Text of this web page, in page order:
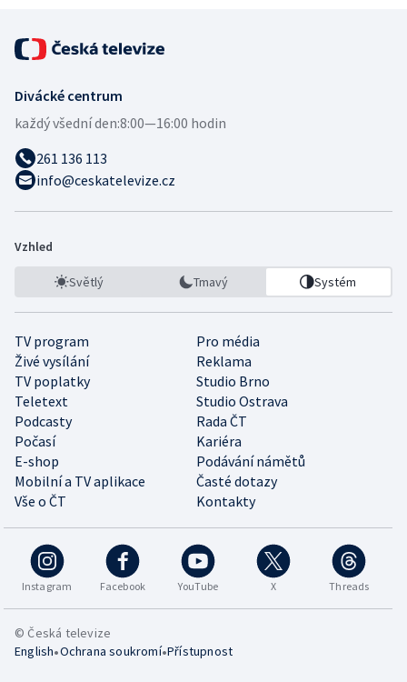
Divácké centrum
každý všední den:8:00—16:00 hodin
261 136 113
info@ceskatelevize.cz
Vzhled
Světlý Tmavý Systém
TV program
Pro média
Živé vysílání
Reklama
TV poplatky
Studio Brno
Teletext
Studio Ostrava
Podcasty
Rada ČT
Počasí
Kariéra
E-shop
Podávání námětů
Mobilní a TV aplikace
Časté dotazy
Vše o ČT
Kontakty
Instagram Facebook YouTube X Threads
© Česká televize
English•Ochrana soukromí•Přístupnost